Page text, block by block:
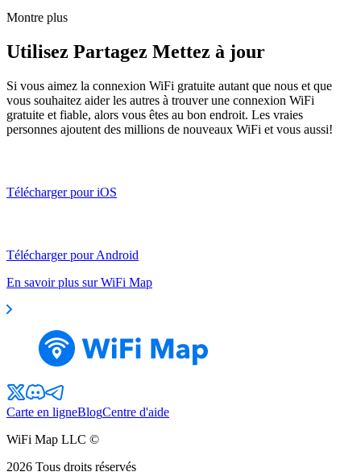
Montre plus
Utilisez Partagez Mettez à jour
Si vous aimez la connexion WiFi gratuite autant que nous et que
vous souhaitez aider les autres à trouver une connexion WiFi
gratuite et fiable, alors vous êtes au bon endroit. Les vraies
personnes ajoutent des millions de nouveaux WiFi et vous aussi!
Télécharger pour iOS
Télécharger pour Android
En savoir plus sur WiFi Map
Carte en ligneBlogCentre d'aide
WiFi Map LLC ©
2026 Tous droits réservés